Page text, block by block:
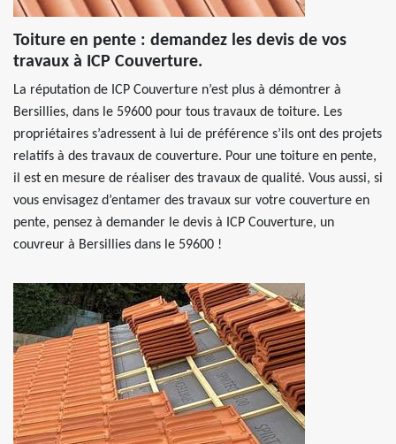
Toiture en pente : demandez les devis de vos
travaux à ICP Couverture.
La réputation de ICP Couverture n’est plus à démontrer à
Bersillies, dans le 59600 pour tous travaux de toiture. Les
propriétaires s’adressent à lui de préférence s’ils ont des projets
relatifs à des travaux de couverture. Pour une toiture en pente,
il est en mesure de réaliser des travaux de qualité. Vous aussi, si
vous envisagez d’entamer des travaux sur votre couverture en
pente, pensez à demander le devis à ICP Couverture, un
couvreur à Bersillies dans le 59600 !